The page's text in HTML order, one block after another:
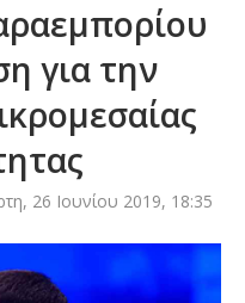
για την
26 Ιουνίου 2019, 18:35